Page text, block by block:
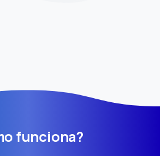
funciona?